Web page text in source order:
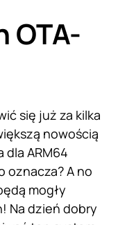
OTA-
się już za kilka
nowością
dla ARM64
oznacza? A no
mogły
Na dzień dobry